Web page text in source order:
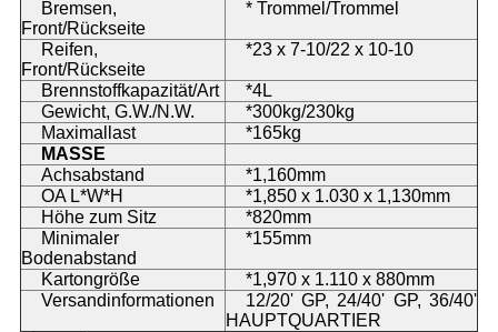
Bremsen,
Front/Rückseite
* Trommel/Trommel
Reifen,
Front/Rückseite
*23 x 7-10/22 x 10-10
Brennstoffkapazität/Art
*4L
Gewicht, G.W./N.W.
*300kg/230kg
Maximallast
*165kg
MASSE
Achsabstand
*1,160mm
OA L*W*H
*1,850 x 1.030 x 1,130mm
Höhe zum Sitz
*820mm
Minimaler
Bodenabstand
*155mm
Kartongröße
*1,970 x 1.110 x 880mm
Versandinformationen
12/20' GP, 24/40' GP, 36/40'
HAUPTQUARTIER